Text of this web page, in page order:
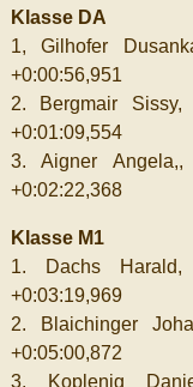
Klasse DA
1, Gilhofer
+0:00:56,951
2. Bergmair Sissy,
+0:01:09,554
3. Aigner Angela,,
+0:02:22,368
Klasse M1
1. Dachs Harald,
+0:03:19,969
2. Blaichinger
+0:05:00,872
3. Koplenig